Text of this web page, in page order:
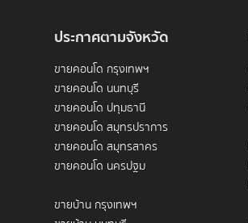
ประกาศตามจังหวัด
ขายคอนโด กรุงเทพฯ
ขายคอนโด นนทบุรี
ขายคอนโด ปทุมธานี
ขายคอนโด สมุทรปราการ
ขายคอนโด สมุทรสาคร
ขายคอนโด นครปฐม
ขายบ้าน กรุงเทพฯ